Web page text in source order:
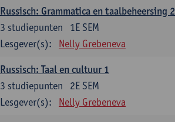
Russisch: Grammatica en taalbeheersing 2
1E SEM
3 studiepunten
Lesgever(s):
Nelly Grebeneva
Russisch: Taal en cultuur 1
2E SEM
3 studiepunten
Lesgever(s):
Nelly Grebeneva